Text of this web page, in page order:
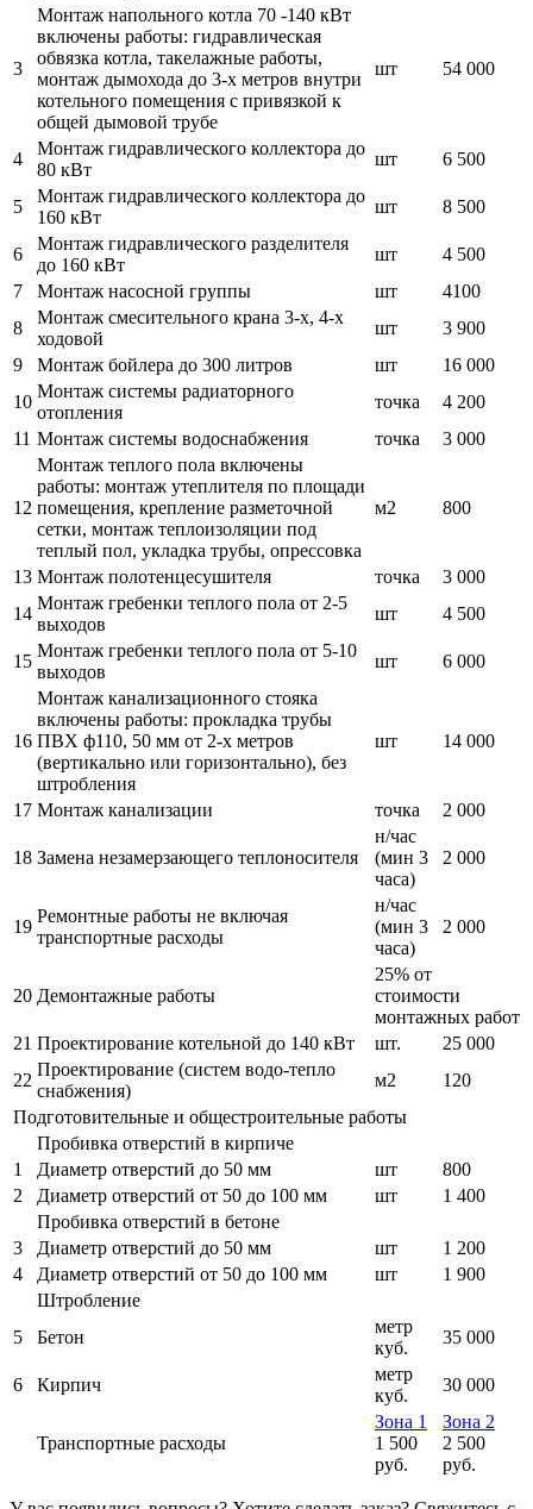
3
Монтаж напольного котла 70 -140 кВт
включены работы: гидравлическая
обвязка котла, такелажные работы,
монтаж дымохода до 3-х метров внутри
котельного помещения с привязкой к
общей дымовой трубе
шт 54 000
4
Монтаж гидравлического коллектора до
80 кВт
шт 6 500
5
Монтаж гидравлического коллектора до
160 кВт
шт 8 500
6
Монтаж гидравлического разделителя
до 160 кВт
шт
4 500
7
Монтаж насосной группы шт
4100
8
Монтаж смесительного крана 3-х, 4-х
ходовой
шт
3 900
9
Монтаж бойлера до 300 литров шт
16 000
10
Монтаж системы радиаторного
отопления
точка
4 200
11 Монтаж системы водоснабжения точка 3 000
12
Монтаж теплого пола включены
работы: монтаж утеплителя по площади
помещения, крепление разметочной
сетки, монтаж теплоизоляции под
теплый пол, укладка трубы, опрессовка
м2 800
13 Монтаж полотенцесушителя точка
3 000
14
Монтаж гребенки теплого пола от 2-5
выходов
шт 4 500
15
Монтаж гребенки теплого пола от 5-10
выходов
шт 6 000
16
Монтаж канализационного стояка
включены работы: прокладка трубы
ПВХ ф110, 50 мм от 2-х метров
(вертикально или горизонтально), без
штробления
шт 14 000
17 Монтаж канализации точка 2 000
18 Замена незамерзающего теплоносителя
н/час
(мин 3
часа)
2 000
19
Ремонтные работы не включая
транспортные расходы
н/час
(мин 3
часа)
2 000
20 Демонтажные работы
25% от
стоимости
монтажных работ
21 Проектирование котельной до 140 кВт шт.
25 000
22
Проектирование (систем водо-тепло
снабжения)
м2
120
Подготовительные и общестроительные работы
Пробивка отверстий в кирпиче
1
Диаметр отверстий до 50 мм шт
800
2
Диаметр отверстий от 50 до 100 мм шт
1 400
Пробивка отверстий в бетоне
3
Диаметр отверстий до 50 мм шт
1 200
4
Диаметр отверстий от 50 до 100 мм шт
1 900
Штробление
5
Бетон
метр
куб.
35 000
6 Кирпич
метр
куб.
30 000
Транспортные расходы
Зона 1
1 500
руб.
Зона 2
2 500
руб.